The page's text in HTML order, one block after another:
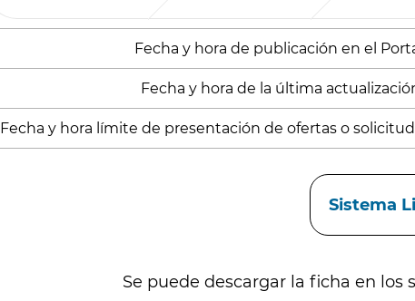
Fecha y hora de publicación en el
Fecha y hora de la última
Fecha y hora límite de presentación de ofertas o
Sistema
Se puede descargar la ficha en los